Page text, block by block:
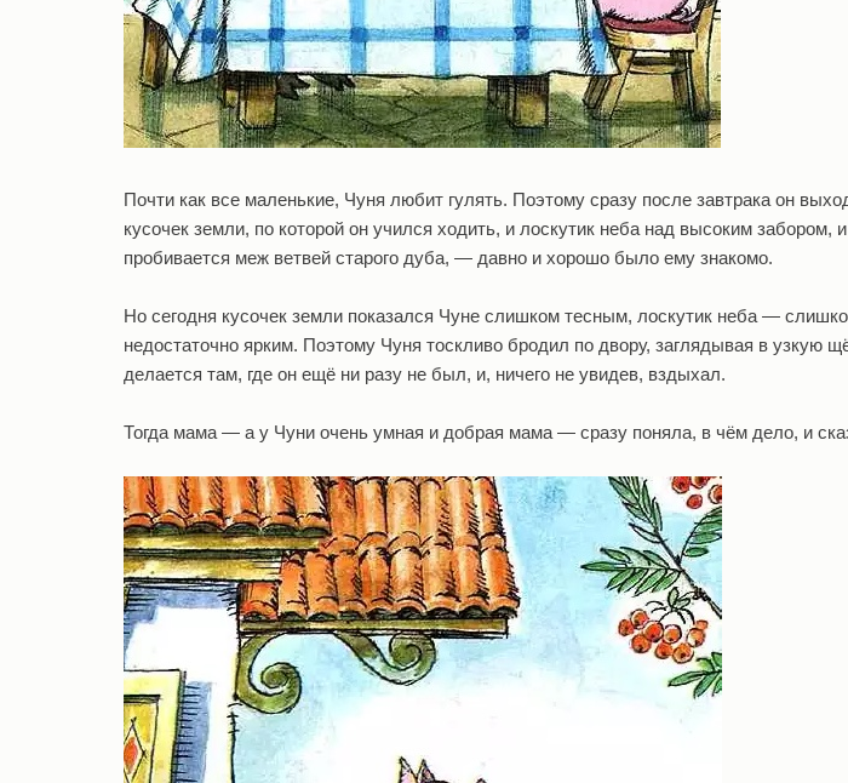
Почти как все маленькие, Чуня любит гулять. Поэтому сразу после завтрака он
кусочек земли, по которой он учился ходить, и лоскутик неба над высоким забором,
пробивается меж ветвей старого дуба, — давно и хорошо было ему знакомо.
Но сегодня кусочек земли показался Чуне слишком тесным, лоскутик неба —
недостаточно ярким. Поэтому Чуня тоскливо бродил по двору, заглядывая в узкую
делается там, где он ещё ни разу не был, и, ничего не увидев, вздыхал.
Тогда мама — а у Чуни очень умная и добрая мама — сразу поняла, в чём дело, и